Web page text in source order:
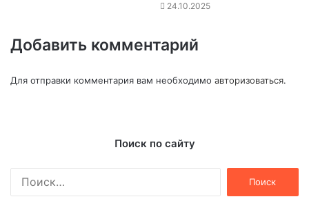
24.10.2025
Добавить комментарий
Для отправки комментария вам необходимо авторизоваться.
Поиск по сайту